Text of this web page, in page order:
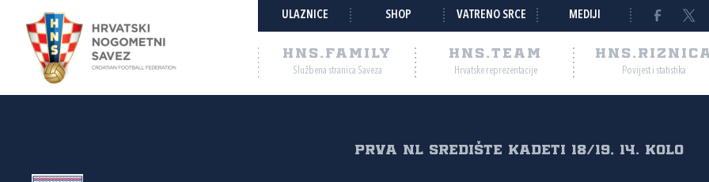
ULAZNICE SHOP VATRENO SRCE MEDIJI
HNS.FAMILY
Službena stranica Saveza
HNS.TEAM
Hrvatske reprezentacije Povijest i statistika
Prva NL Središte kadeti 18/19, 14. kolo